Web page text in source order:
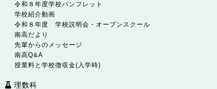
令和８年度学校パンフレット
学校紹介動画
令和８年度 学校説明会・オープンスクール
南高だより
先輩からのメッセージ
南高Q&A
授業料と学校徴収金(入学時)
理数科